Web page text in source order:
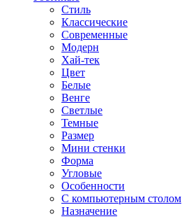
Стиль
Классические
Современные
Модерн
Хай-тек
Цвет
Белые
Венге
Светлые
Темные
Размер
Мини стенки
Форма
Угловые
Особенности
С компьютерным столом
Назначение